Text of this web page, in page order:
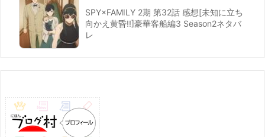
SPY×FAMILY 2期 第32話 感想[未知に立ち
向かえ黄昏!!]豪華客船編3 Season2ネタバ
レ